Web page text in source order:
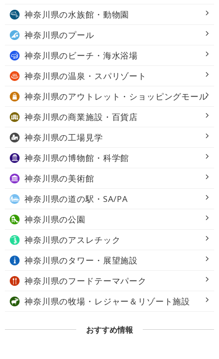
神奈川県の水族館・動物園
神奈川県のプール
神奈川県のビーチ・海水浴場
神奈川県の温泉・スパリゾート
神奈川県のアウトレット・ショッピングモール
神奈川県の商業施設・百貨店
神奈川県の工場見学
神奈川県の博物館・科学館
神奈川県の美術館
神奈川県の道の駅・SA/PA
神奈川県の公園
神奈川県のアスレチック
神奈川県のタワー・展望施設
神奈川県のフードテーマパーク
神奈川県の牧場・レジャー＆リゾート施設
おすすめ情報